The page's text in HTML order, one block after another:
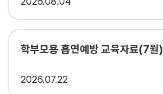
학부모용 흡연예방 교육자료(7월)
2026 07.22